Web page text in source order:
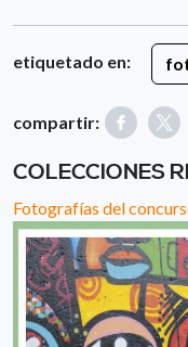
etiquetado en:
compartir:
COLECCIONES
Fotografías del